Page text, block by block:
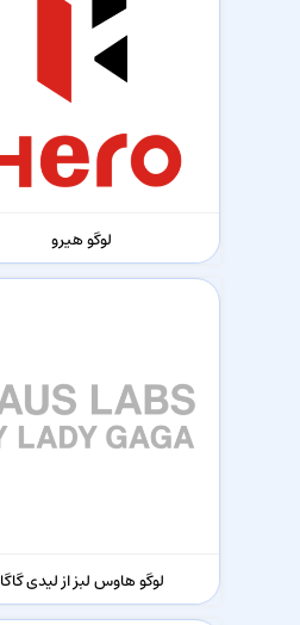
لوگو هیرو
لوگو هاوس لبز از لیدی گاگا